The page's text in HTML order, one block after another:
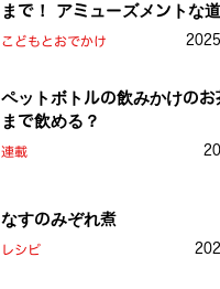
まで！ アミューズメントな
おとう桜街道
こどもとおでかけ
ペットボトルの飲みかけのお
まで飲める？
連載
なすのみぞれ煮
レシピ